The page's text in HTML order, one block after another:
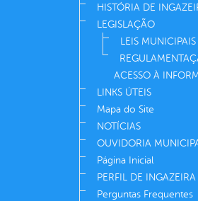
HISTÓRIA DE
LEGISLAÇÃO
LEIS MUNICIPAIS
ACESSO À
LINKS ÚTEIS
Mapa do Site
NOTÍCIAS
OUVIDORIA
Página Inicial
PERFIL DE INGAZEIRA
Perguntas Frequentes